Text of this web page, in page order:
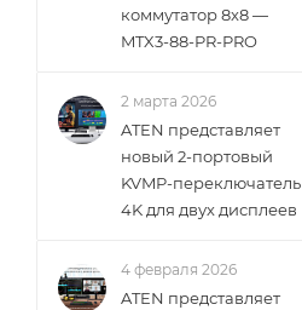
коммутатор 8x8 —
MTX3-88-PR-PRO
2 марта 2026
ATEN представляет
новый 2-портовый
KVMP-переключатель
4K для двух дисплеев
4 февраля 2026
ATEN представляет